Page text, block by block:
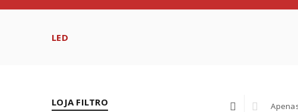
LED
LOJA FILTRO